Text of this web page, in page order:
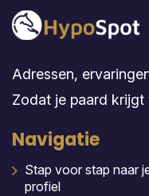
Adressen,
Zodat je paard
Navigatie
Stap voor stap naar
profiel